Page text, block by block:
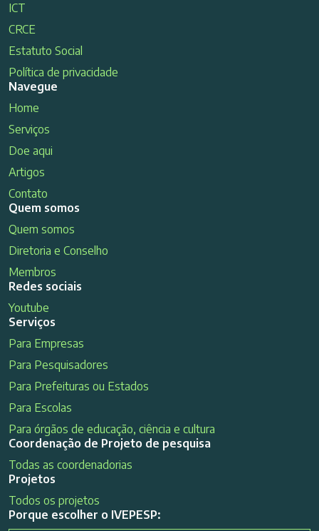
ICT
CRCE
Estatuto Social
Política de privacidade
Navegue
Home
Serviços
Doe aqui
Artigos
Contato
Quem somos
Quem somos
Diretoria e Conselho
Membros
Redes sociais
Youtube
Serviços
Para Empresas
Para Pesquisadores
Para Prefeituras ou Estados
Para Escolas
Para órgãos de educação, ciência e cultura
Coordenação de Projeto de pesquisa
Todas as coordenadorias
Projetos
Todos os projetos
Porque escolher o IVEPESP: